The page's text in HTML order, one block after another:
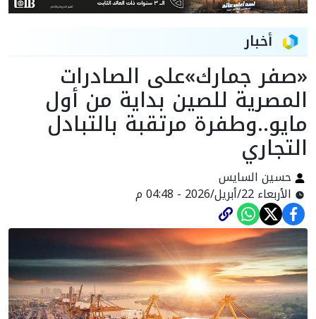
أخبار
«صفر جمارك»على الصادرات
المصرية للصين بداية من أول
مايو..وطفرة مرتقبة بالتبادل
التجاري
حسين السايس
الأربعاء 22/أبريل/2026 - 04:48 م